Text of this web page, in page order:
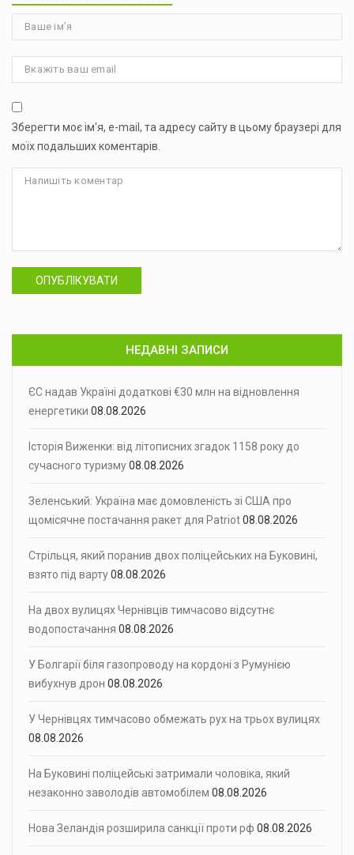
Зберегти моє ім'я, e-mail, та адресу сайту в цьому браузері для
моїх подальших коментарів.
ОПУБЛІКУВАТИ
НЕДАВНІ ЗАПИСИ
ЄС надав Україні додаткові €30 млн на відновлення
енергетики 08.08.2026
Історія Виженки: від літописних згадок 1158 року до
сучасного туризму08.08.2026
Зеленський: Україна має домовленість зі США про
щомісячне постачання ракет для Patriot08.08.2026
Стрільця, який поранив двох поліцейських на Буковині,
взято під варту08.08.2026
На двох вулицях Чернівців тимчасово відсутнє
водопостачання 08.08.2026
У Болгарії біля газопроводу на кордоні з Румунією
вибухнув дрон 08.08.2026
У Чернівцях тимчасово обмежать рух на трьох вулицях
08.08.2026
На Буковині поліцейські затримали чоловіка, який
незаконно заволодів автомобілем 08.08.2026
Нова Зеландія розширила санкції проти рф 08.08.2026